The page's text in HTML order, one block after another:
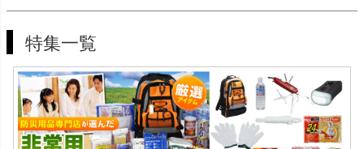
特集一覧